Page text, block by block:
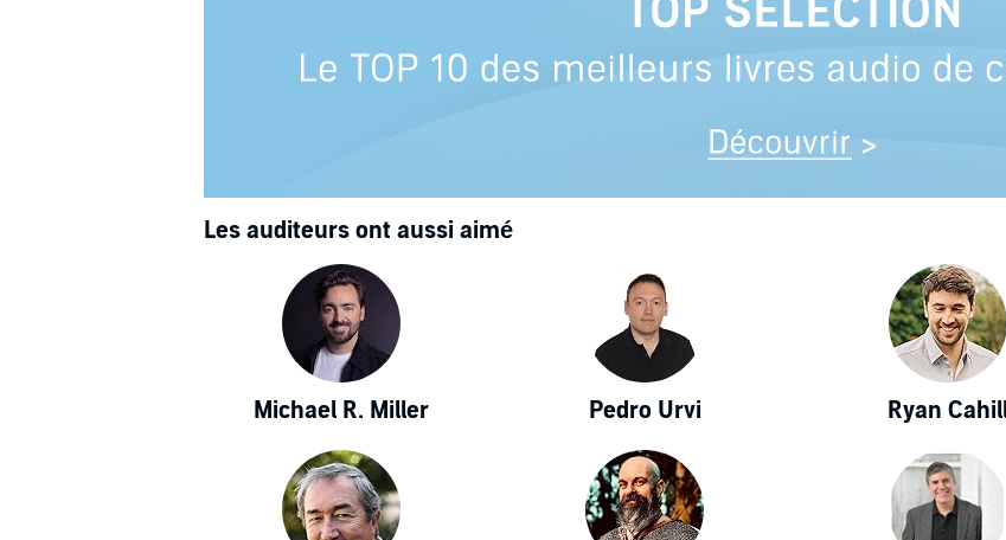
Les auditeurs ont aussi aimé
Michael R. Miller Pedro Urvi Ryan